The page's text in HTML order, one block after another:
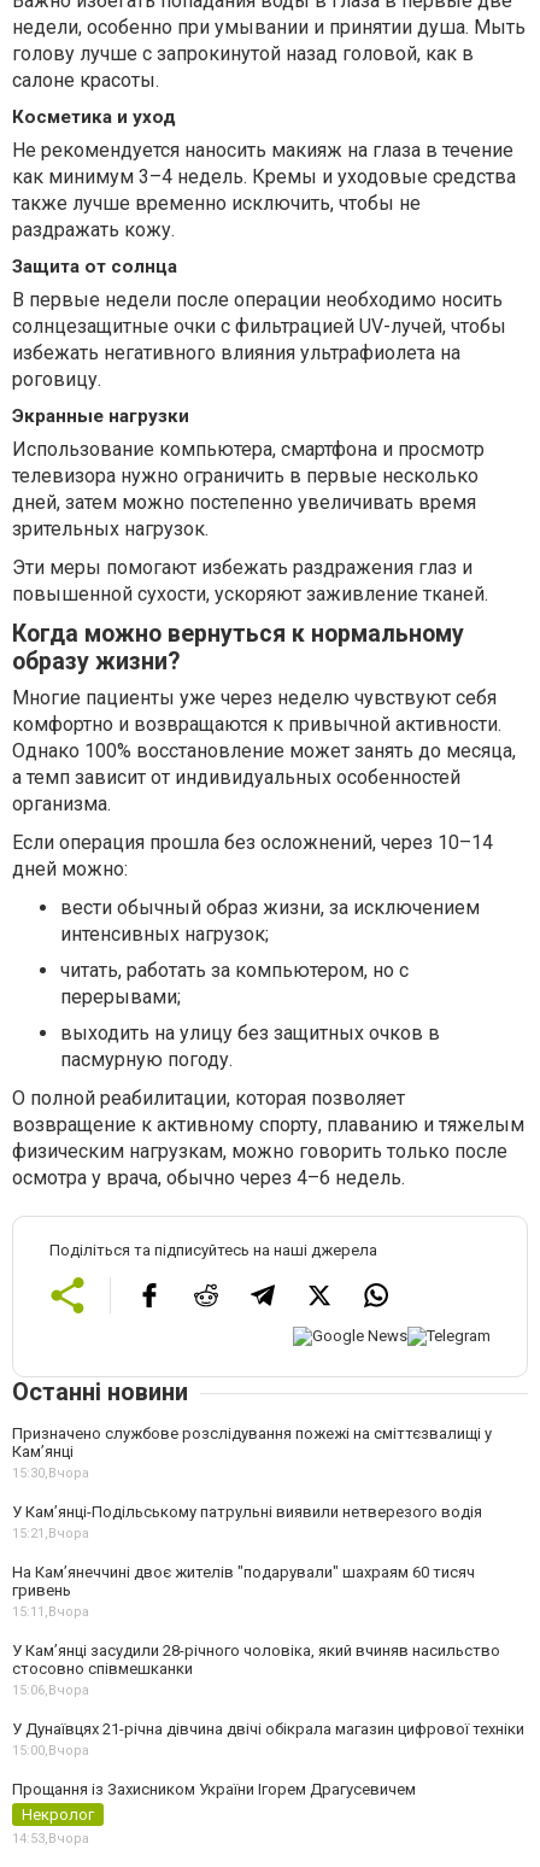
недели, особенно при умывании и принятии душа. Мыть
голову лучше с запрокинутой назад головой, как в
салоне красоты.
Косметика и уход
Не рекомендуется наносить макияж на глаза в течение
как минимум 3–4 недель. Кремы и уходовые средства
также лучше временно исключить, чтобы не
раздражать кожу.
Защита от солнца
В первые недели после операции необходимо носить
солнцезащитные очки с фильтрацией UV-лучей, чтобы
избежать негативного влияния ультрафиолета на
роговицу.
Экранные нагрузки
Использование компьютера, смартфона и просмотр
телевизора нужно ограничить в первые несколько
дней, затем можно постепенно увеличивать время
зрительных нагрузок.
Эти меры помогают избежать раздражения глаз и
повышенной сухости, ускоряют заживление тканей.
Когда можно вернуться к нормальному
образу жизни?
Многие пациенты уже через неделю чувствуют себя
комфортно и возвращаются к привычной активности.
Однако 100% восстановление может занять до месяца,
а темп зависит от индивидуальных особенностей
организма.
Если операция прошла без осложнений, через 10–14
дней можно:
вести обычный образ жизни, за исключением
интенсивных нагрузок;
читать, работать за компьютером, но с
перерывами;
выходить на улицу без защитных очков в
пасмурную погоду.
О полной реабилитации, которая позволяет
возвращение к активному спорту, плаванию и тяжелым
физическим нагрузкам, можно говорить только после
осмотра у врача, обычно через 4–6 недель.
Поділіться та підписуйтесь на наші джерела
Останні новини
Призначено службове розслідування пожежі на сміттєзвалищі у
Кам’янці
15:30,Вчора
У Кам’янці-Подільському патрульні виявили нетверезого водія
15:21,Вчора
На Камʼянеччині двоє жителів "подарували" шахраям 60 тисяч
гривень
15:11,Вчора
У Камʼянці засудили 28-річного чоловіка, який вчиняв насильство
стосовно співмешканки
15:06,Вчора
У Дунаївцях 21-річна дівчина двічі обікрала магазин цифрової техніки
15:00,Вчора
Прощання із Захисником України Ігорем Драгусевичем
Некролог
14:53,Вчора